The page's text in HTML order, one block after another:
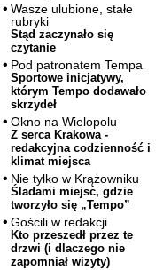
Wasze ulubione, stałe
rubryki
Stąd zaczynało się
czytanie
Pod patronatem Tempa
Sportowe inicjatywy,
którym Tempo dodawało
skrzydeł
Okno na Wielopolu
Z serca Krakowa -
redakcyjna codzienność i
klimat miejsca
Nie tylko w Krążowniku
Śladami miejsc, gdzie
tworzyło się „Tempo”
Gościli w redakcji
Kto przeszedł przez te
drzwi (i dlaczego nie
zapomniał wizyty)